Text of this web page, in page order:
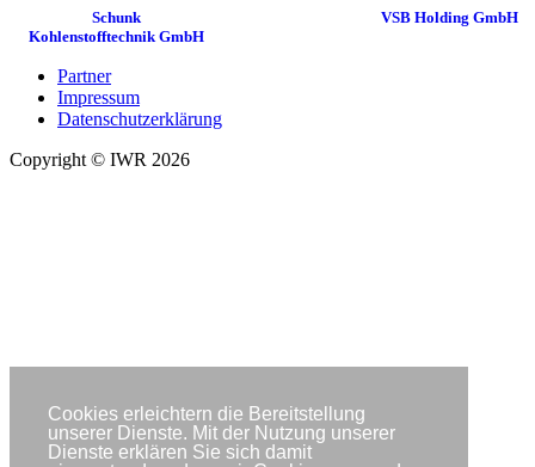
Cookies erleichtern die Bereitstellung
unserer Dienste. Mit der Nutzung unserer
Dienste erklären Sie sich damit
Schunk
Kohlenstofftechnik GmbH
VSB Holding GmbH
Partner
Impressum
Datenschutzerklärung
Copyright © IWR 2026